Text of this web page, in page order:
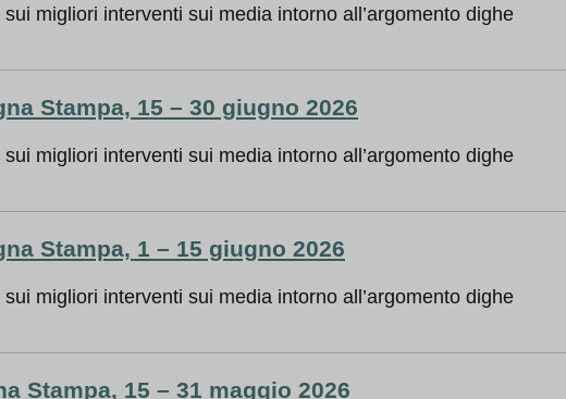
migliori interventi sui media intorno all’argomento dighe
Stampa, 15 – 30 giugno 2026
migliori interventi sui media intorno all’argomento dighe
Stampa, 1 – 15 giugno 2026
migliori interventi sui media intorno all’argomento dighe
Stampa, 15 – 31 maggio 2026